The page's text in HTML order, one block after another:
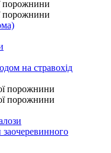
порожнини
порожнини
на стравохід
порожнини
порожнини